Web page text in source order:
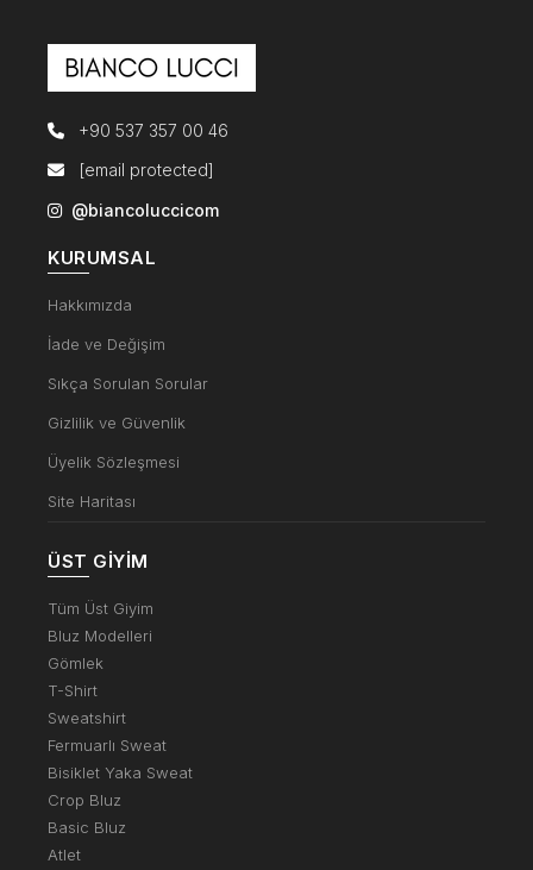
+90 537 357 00 46
[email protected]
@biancoluccicom
KURUMSAL
Hakkımızda
İade ve Değişim
Sıkça Sorulan Sorular
Gizlilik ve Güvenlik
Üyelik Sözleşmesi
Site Haritası
ÜST GIYIM
Tüm Üst Giyim
Bluz Modelleri
Gömlek
T-Shirt
Sweatshirt
Fermuarlı Sweat
Bisiklet Yaka Sweat
Crop Bluz
Basic Bluz
Atlet